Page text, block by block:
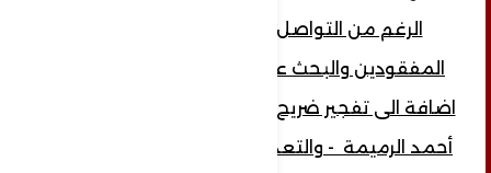
الرغم من التواصل مع شؤون الأسرى
المفقودين والبحث عنهم لكن دون جدوى،
اضافة الى تفجير ضريح السيد الشيخ/ علي بن
أحمد الرميمة - والتعدي على مقامه وسبهِ